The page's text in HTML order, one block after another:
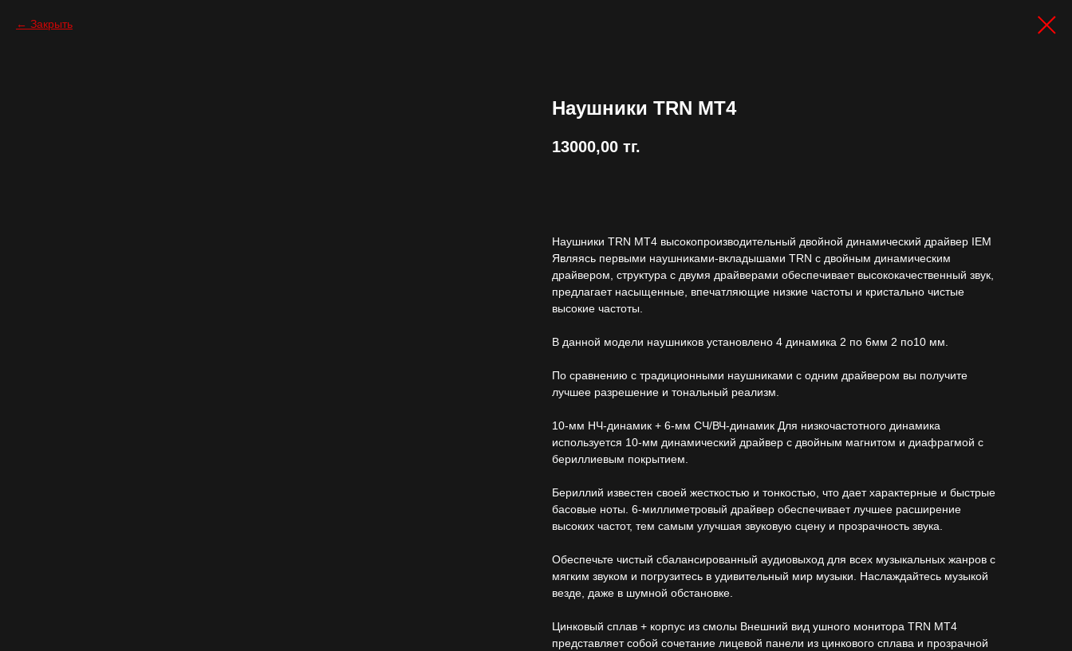
Закрыть
Наушники TRN MT4
13000,00 тг.
Наушники TRN MT4 высокопроизводительный двойной динамический драйвер IEM
Являясь первыми наушниками-вкладышами TRN с двойным динамическим
драйвером, структура с двумя драйверами обеспечивает высококачественный звук,
предлагает насыщенные, впечатляющие низкие частоты и кристально чистые
высокие частоты.
В данной модели наушников установлено 4 динамика 2 по 6мм 2 по10 мм.
По сравнению с традиционными наушниками с одним драйвером вы получите
лучшее разрешение и тональный реализм.
10-мм НЧ-динамик + 6-мм СЧ/ВЧ-динамик Для низкочастотного динамика
используется 10-мм динамический драйвер с двойным магнитом и диафрагмой с
бериллиевым покрытием.
Бериллий известен своей жесткостью и тонкостью, что дает характерные и быстрые
басовые ноты. 6-миллиметровый драйвер обеспечивает лучшее расширение
высоких частот, тем самым улучшая звуковую сцену и прозрачность звука.
Обеспечьте чистый сбалансированный аудиовыход для всех музыкальных жанров с
мягким звуком и погрузитесь в удивительный мир музыки. Наслаждайтесь музыкой
везде, даже в шумной обстановке.
Цинковый сплав + корпус из смолы Внешний вид ушного монитора TRN MT4
представляет собой сочетание лицевой панели из цинкового сплава и прозрачной